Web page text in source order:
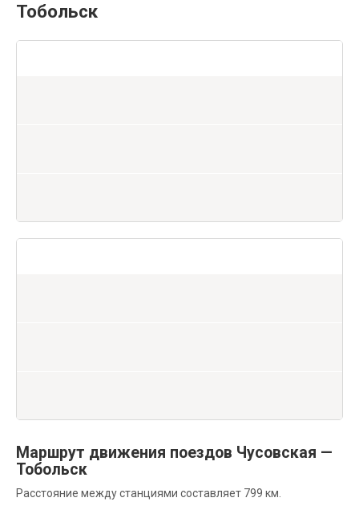
Тобольск
Маршрут движения поездов Чусовская —
Тобольск
Расстояние между станциями составляет 799 км.